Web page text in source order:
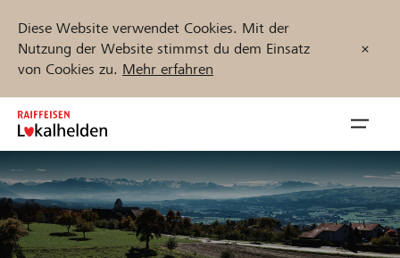
Diese Website verwendet Cookies. Mit der
Nutzung der Website stimmst du dem Einsatz
von Cookies zu. Mehr erfahren
Zum
Inhalt
springen
öffnen
Jetzt starten